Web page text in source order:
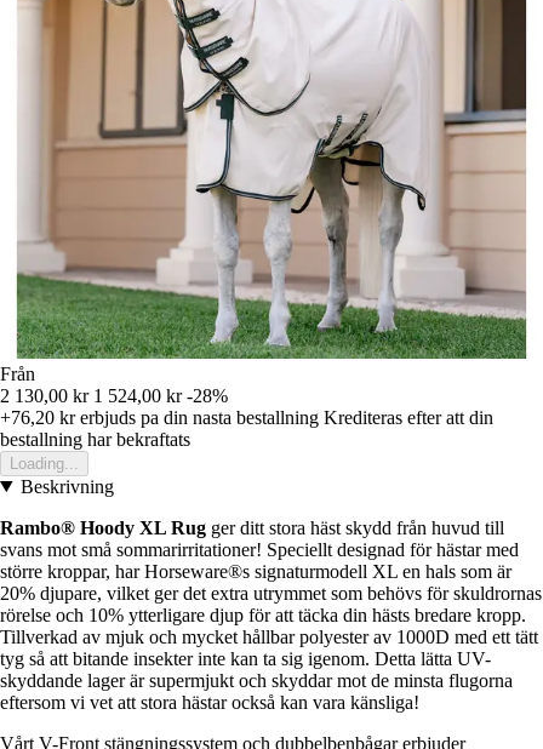
Från
2 130,00 kr 1 524,00 kr -28%
+76,20 krerbjuds pa din nasta bestallning Krediteras efter att din
bestallning har bekraftats
Loading...
Beskrivning
Rambo® Hoody XL Rug ger ditt stora häst skydd från huvud till
svans mot små sommarirritationer! Speciellt designad för hästar med
större kroppar, har Horseware®s signaturmodell XL en hals som är
20% djupare, vilket ger det extra utrymmet som behövs för skuldrornas
rörelse och 10% ytterligare djup för att täcka din hästs bredare kropp.
Tillverkad av mjuk och mycket hållbar polyester av 1000D med ett tätt
tyg så att bitande insekter inte kan ta sig igenom. Detta lätta UV-
skyddande lager är supermjukt och skyddar mot de minsta flugorna
eftersom vi vet att stora hästar också kan vara känsliga!
Vårt V-Front stängningssystem och dubbelbenbågar erbjuder